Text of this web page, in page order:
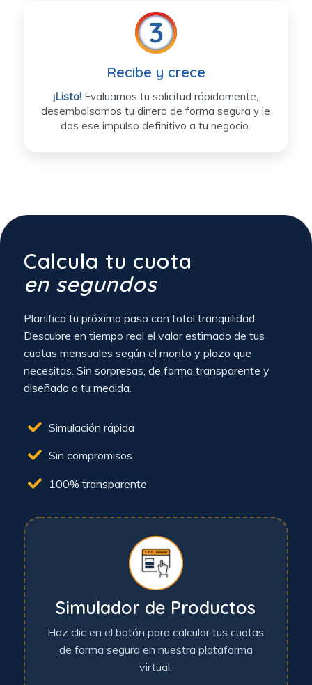
Recibe y crece
¡Listo! Evaluamos tu solicitud rápidamente,
desembolsamos tu dinero de forma segura y le
das ese impulso definitivo a tu negocio.
Calcula tu cuota
en segundos
Planifica tu próximo paso con total tranquilidad.
Descubre en tiempo real el valor estimado de tus
cuotas mensuales según el monto y plazo que
necesitas. Sin sorpresas, de forma transparente y
diseñado a tu medida.
Simulación rápida
Sin compromisos
100% transparente
Simulador de Productos
Haz clic en el botón para calcular tus cuotas
de forma segura en nuestra plataforma
virtual.